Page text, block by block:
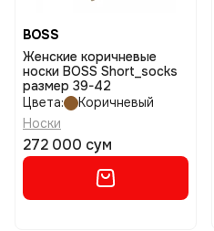
BOSS
Женские коричневые
носки BOSS Short_socks
размер 39-42
Цвета:
Коричневый
Носки
272 000 сум